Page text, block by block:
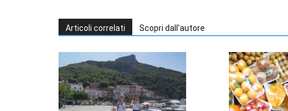
Articoli correlati Scopri dall'autore